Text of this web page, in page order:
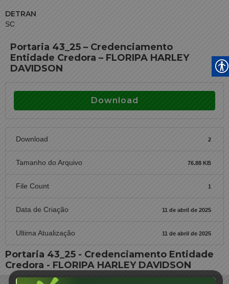
DETRAN
SC
Portaria 43_25 – Credenciamento
Entidade Credora – FLORIPA HARLEY
DAVIDSON
Download
Download 2
Tamanho do Arquivo 76.88 KB
File Count 1
Data de Criação 11 de abril de 2025
Ultima Atualização 11 de abril de 2025
Portaria 43_25 - Credenciamento Entidade
Credora - FLORIPA HARLEY DAVIDSON